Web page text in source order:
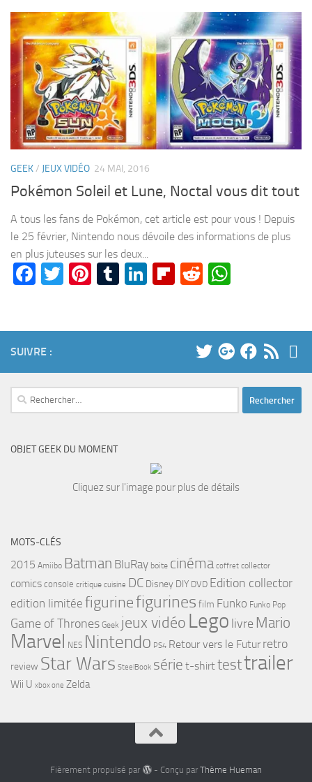
GEEK/ JEUX VIDÉO 24 MAI, 2016
Pokémon Soleil et Lune, Noctal vous dit tout
A tous les fans de Pokémon, cet article est pour vous ! Depuis
le 25 février, Nintendo nous dévoile des informations de plus
en plus juteuses sur les deux...
Facebook
TwitterPinterest
TumblrLinkedIn
Flipboard
Reddit
SUIVRE :
Rechercher :
OBJET GEEK DU MOMENT
Cliquez sur l'image pour plus de détails
MOTS-CLÉS
2015 Amiibo Batman BluRay boite cinéma coffret collector
comics console critique cuisine DC Disney DIY DVD Edition collector
edition limitée figurinefigurines film Funko Funko Pop
Game of Thrones Geek jeux vidéo Lego livre Mario
Marvel NES Nintendo PS4 Retour vers le Futur retro
review Star Wars SteelBook série t-shirttesttrailer
Wii U xbox one Zelda
Fièrement propulsé par - Conçu par Thème Hueman